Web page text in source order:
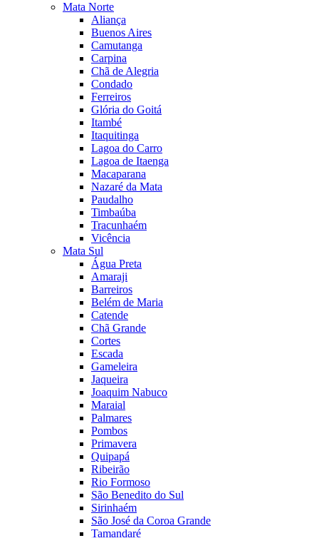
Mata Norte
Aliança
Buenos Aires
Camutanga
Carpina
Chã de Alegria
Condado
Ferreiros
Glória do Goitá
Itambé
Itaquitinga
Lagoa do Carro
Lagoa de Itaenga
Macaparana
Nazaré da Mata
Paudalho
Timbaúba
Tracunhaém
Vicência
Mata Sul
Água Preta
Amaraji
Barreiros
Belém de Maria
Catende
Chã Grande
Cortes
Escada
Gameleira
Jaqueira
Joaquim Nabuco
Maraial
Palmares
Pombos
Primavera
Quipapá
Ribeirão
Rio Formoso
São Benedito do Sul
Sirinhaém
São José da Coroa Grande
Tamandaré